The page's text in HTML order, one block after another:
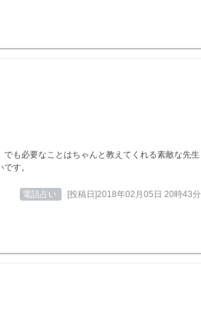
でも必要なことはちゃんと教えてくれる素敵な先生
す。
電話占い [投稿日]2018年02月05日 20時43分